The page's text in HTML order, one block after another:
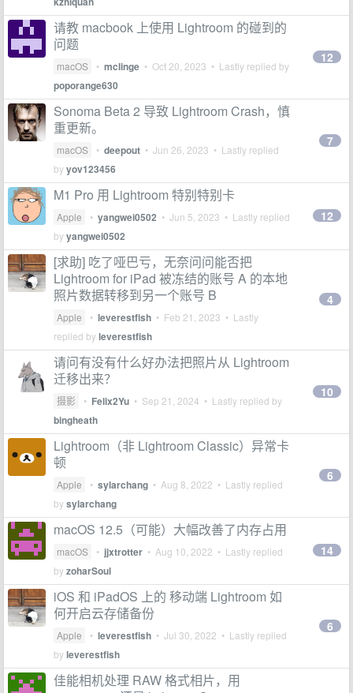
请教 macbook 上使用 Lightroom 的碰到的
问题
macOS • mclinge • Oct 20, 2023 • Lastly replied by
poporange630
12
Sonoma Beta 2 导致 Lightroom Crash，慎
重更新。
macOS • deepout • Jun 26, 2023 • Lastly replied
byyov123456
7
M1 Pro 用 Lightroom 特别特别卡
Apple • yangwei0502 • Jun 5, 2023 • Lastly replied
byyangwei0502
12
[求助] 吃了哑巴亏，无奈问问能否把
Lightroom for iPad 被冻结的账号 A 的本地
照片数据转移到另一个账号 B
Apple • leverestfish • Feb 21, 2023 • Lastly
replied byleverestfish
4
请问有没有什么好办法把照片从 Lightroom
迁移出来？
摄影 • Felix2Yu • Sep 21, 2024 • Lastly replied by
bingheath
10
Lightroom（非 Lightroom Classic）异常卡
顿
Apple • sylarchang • Aug 8, 2022 • Lastly replied
bysylarchang
6
macOS 12.5（可能）大幅改善了内存占用
macOS • jjxtrotter • Aug 10, 2022 • Lastly replied
byzoharSoul
14
iOS 和 iPadOS 上的 移动端 Lightroom 如
何开启云存储备份
Apple • leverestfish • Jul 30, 2022 • Lastly replied
byleverestfish
6
佳能相机处理 RAW 格式相片，用